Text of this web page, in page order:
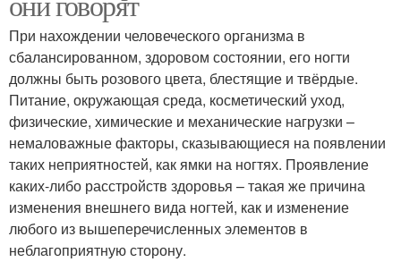
При нахождении человеческого организма в
сбалансированном, здоровом состоянии, его ногти
должны быть розового цвета, блестящие и твёрдые.
Питание, окружающая среда, косметический уход,
физические, химические и механические нагрузки –
немаловажные факторы, сказывающиеся на появлении
таких неприятностей, как ямки на ногтях. Проявление
каких-либо расстройств здоровья – такая же причина
изменения внешнего вида ногтей, как и изменение
любого из вышеперечисленных элементов в
неблагоприятную сторону.